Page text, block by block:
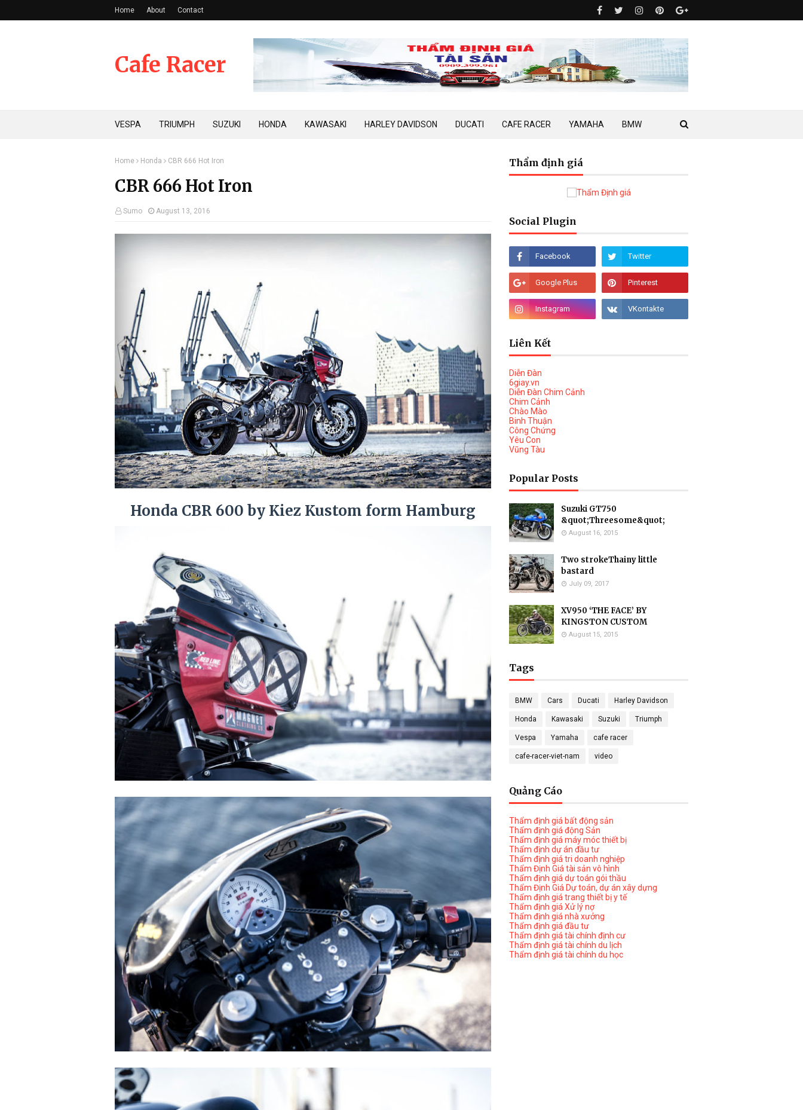
Home About Contact
Cafe Racer
VESPA TRIUMPH SUZUKI HONDA KAWASAKI HARLEY DAVIDSON DUCATI CAFE RACER YAMAHA BMW
Home Honda CBR 666 Hot Iron
CBR 666 Hot Iron
Sumo August 13, 2016
Honda CBR 600 by Kiez Kustom form Hamburg
Thẩm định giá
Social Plugin
Liên Kết
Diễn Đàn
6giay.vn
Diễn Đàn Chim Cảnh
Chim Cảnh
Chào Mào
Binh Thuận
Công Chứng
Yêu Con
Vũng Tàu
Popular Posts
Suzuki GT750
&quot;Threesome&quot;
August 16, 2015
Two strokeThainy little
bastard
July 09, 2017
XV950 ‘THE FACE’ BY
KINGSTON CUSTOM
August 15, 2015
Tags
BMW Cars Ducati Harley Davidson
Honda Kawasaki Suzuki Triumph
Vespa Yamaha cafe racer
cafe-racer-viet-nam video
Quảng Cáo
Thẩm định giá bất động sản
Thẩm định giá động Sản
Thẩm định giá máy móc thiết bị
Thẩm định dự án đầu tư
Thẩm định giá tri doanh nghiệp
Thẩm Định Giá tài sản vô hình
Thẩm định giá dự toán gói thầu
Thẩm Định Giá Dự toán, dự án xây dựng
Thẩm định giá trang thiết bị y tế
Thẩm định giá Xử lý nợ
Thẩm định giá nhà xưởng
Thẩm định giá đầu tư
Thẩm định giá tài chính định cư
Thẩm định giá tài chính du lịch
Thẩm định giá tài chính du học